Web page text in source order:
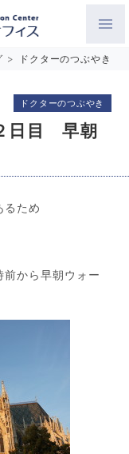
> ドクターのつぶやき
日目 早朝
ドクターのつぶやき
るため
から早朝ウォー